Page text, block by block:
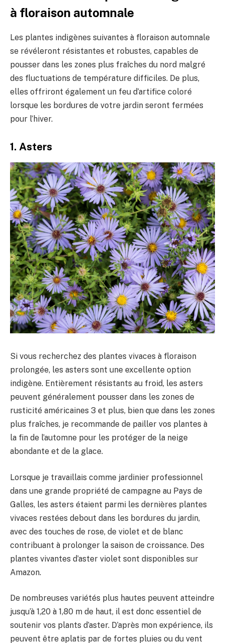
à floraison automnale
Les plantes indigènes suivantes à floraison automnale
se révéleront résistantes et robustes, capables de
pousser dans les zones plus fraîches du nord malgré
des fluctuations de température difficiles. De plus,
elles offriront également un feu d’artifice coloré
lorsque les bordures de votre jardin seront fermées
pour l’hiver.
1. Asters
Si vous recherchez des plantes vivaces à floraison
prolongée, les asters sont une excellente option
indigène. Entièrement résistants au froid, les asters
peuvent généralement pousser dans les zones de
rusticité américaines 3 et plus, bien que dans les zones
plus fraîches, je recommande de pailler vos plantes à
la fin de l’automne pour les protéger de la neige
abondante et de la glace.
Lorsque je travaillais comme jardinier professionnel
dans une grande propriété de campagne au Pays de
Galles, les asters étaient parmi les dernières plantes
vivaces restées debout dans les bordures du jardin,
avec des touches de rose, de violet et de blanc
contribuant à prolonger la saison de croissance. Des
plantes vivantes d’aster violet sont disponibles sur
Amazon.
De nombreuses variétés plus hautes peuvent atteindre
jusqu’à 1,20 à 1,80 m de haut, il est donc essentiel de
soutenir vos plants d’aster. D’après mon expérience, ils
peuvent être aplatis par de fortes pluies ou du vent